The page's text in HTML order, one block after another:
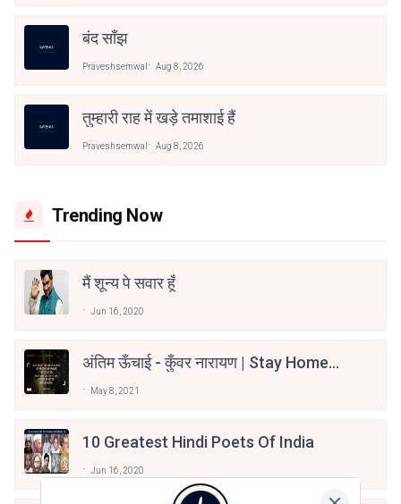
बंद साँझ
Praveshsemwal Aug 8, 2026
तुम्हारी राह में खड़े तमाशाई हैं
Praveshsemwal Aug 8, 2026
Trending Now
मैं शून्य पे सवार हूँ
Jun 16, 2020
अंतिम ऊँचाई - कुँवर नारायण | Stay Home
May 8, 2021
10 Greatest Hindi Poets Of India
Jun 16, 2020